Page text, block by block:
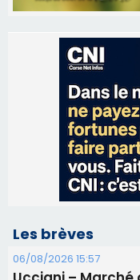
Les brèves
06/08/2026 15:57